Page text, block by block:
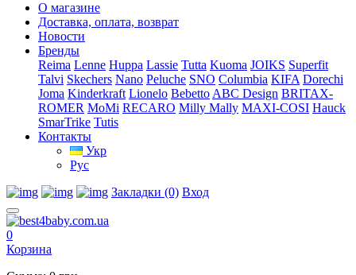
О магазине
Доставка, оплата, возврат
Новости
Бренды
Reima Lenne Huppa Lassie Tutta Kuoma JOIKS Superfit
Talvi Skechers Nano Peluche SNO Columbia KIFA Dorechi
Joma Kinderkraft Lionelo Bebetto ABC Design BRITAX-
ROMER MoMi RECARO Milly Mally MAXI-COSI Hauck
SmarTrike Tutis
Контакты
Укр
Рус
Закладки (0) Вход
0
Корзина